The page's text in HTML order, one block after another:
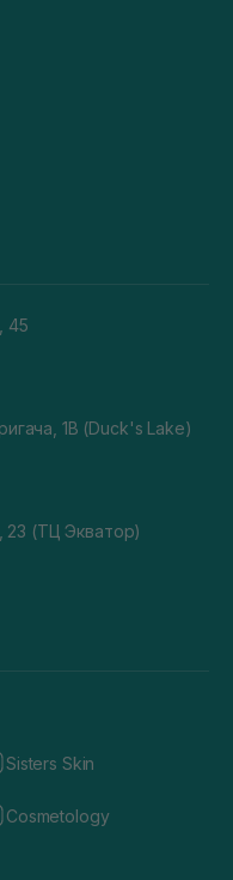
45
1В (Duck's Lake)
23 (ТЦ Экватор)
Sisters Skin
Cosmetology